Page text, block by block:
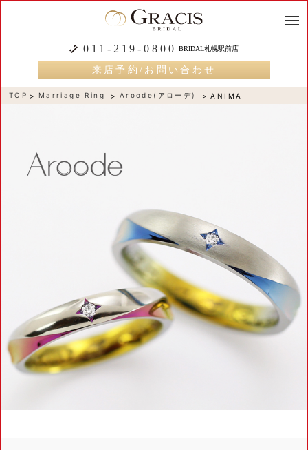
011-219-0800 BRIDAL札幌駅前店
来店予約/お問い合わせ
TOP Marriage Ring Aroode(アローデ) ANIMA